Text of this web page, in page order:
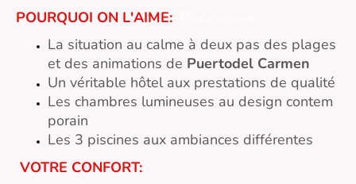
POURQUOI ON L'AIME:
La situation au calme à deux pas des plages
et des animations de Puertodel Carmen
Un véritable hôtel aux prestations de qualité
Les chambres lumineuses au design contem
porain
Les 3 piscines aux ambiances différentes
VOTRE CONFORT: